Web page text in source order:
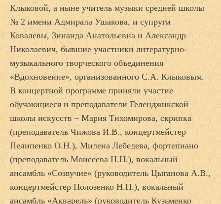
Клыковой, а ныне учитель музыки средней школы
№ 2 имени Адмирала Ушакова, и супруги
Ковалевы, Зинаида Анатольевна и Александр
Николаевич, бывшие участники литературно-
музыкального творческого объединения
«Вдохновение», организованного С.А. Клыковым.
В концертной программе приняли участие
обучающиеся и преподаватели Геленджикской
школы искусств – Мария Тихомирова, скрипка
(преподаватель Чижова И.В., концертмейстер
Пелипенко О.Н.), Милена Лебедева, фортепиано
(преподаватель Моисеева Н.Н.), вокальный
ансамбль «Созвучие» (руководитель Цыганова А.В.,
концертмейстер Полозенко Н.П.), вокальный
ансамбль «Акварель» (руководитель Кузьменко